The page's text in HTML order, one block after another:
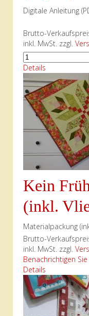
Digitale Anleitung
Brutto-
inkl. MwSt. zzgl.
Details
Kein
(inkl.
Materialpackung
Brutto-
inkl. MwSt. zzgl.
Benachrichtigen
Details